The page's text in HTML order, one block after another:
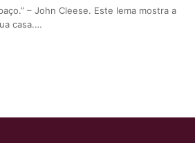
– John Cleese. Este lema mostra a
casa.…